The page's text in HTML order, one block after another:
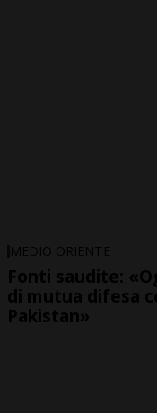
MEDIO ORIENTE
Fonti saudite:
di mutua difesa
Pakistan»